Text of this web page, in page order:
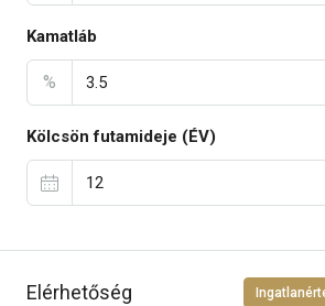
Kamatláb
%
Kölcsön futamideje (ÉV)
Elérhetőség